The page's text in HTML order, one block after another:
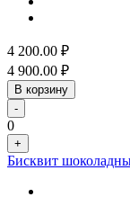
4 200.00 ₽
4 900.00 ₽
В корзину
-
0
+
Бисквит